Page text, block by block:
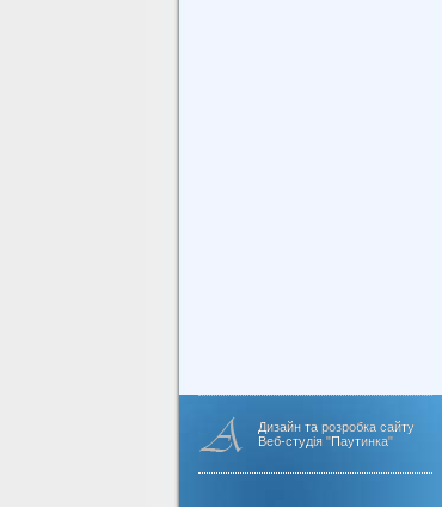
Дизайн та розробка сайту
Веб-студія "Паутинка"